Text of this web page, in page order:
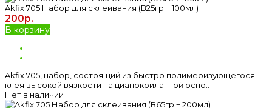
Akfix 705 Набор для склеивания (В25гр + 100мл)
200р.
В корзину
Akfix 705, набор, состоящий из быстро полимеризующегося
клея высокой вязкости на цианокрилатной осно..
Нет в наличии